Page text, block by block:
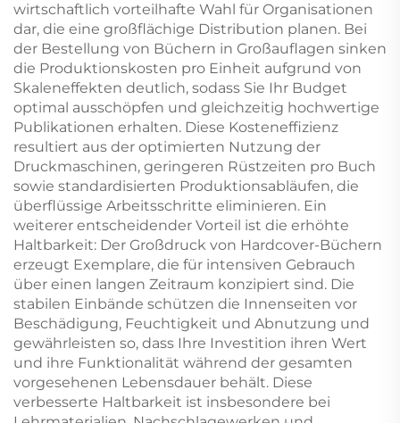
wirtschaftlich vorteilhafte Wahl für Organisationen
dar, die eine großflächige Distribution planen. Bei
der Bestellung von Büchern in Großauflagen sinken
die Produktionskosten pro Einheit aufgrund von
Skaleneffekten deutlich, sodass Sie Ihr Budget
optimal ausschöpfen und gleichzeitig hochwertige
Publikationen erhalten. Diese Kosteneffizienz
resultiert aus der optimierten Nutzung der
Druckmaschinen, geringeren Rüstzeiten pro Buch
sowie standardisierten Produktionsabläufen, die
überflüssige Arbeitsschritte eliminieren. Ein
weiterer entscheidender Vorteil ist die erhöhte
Haltbarkeit: Der Großdruck von Hardcover-Büchern
erzeugt Exemplare, die für intensiven Gebrauch
über einen langen Zeitraum konzipiert sind. Die
stabilen Einbände schützen die Innenseiten vor
Beschädigung, Feuchtigkeit und Abnutzung und
gewährleisten so, dass Ihre Investition ihren Wert
und ihre Funktionalität während der gesamten
vorgesehenen Lebensdauer behält. Diese
verbesserte Haltbarkeit ist insbesondere bei